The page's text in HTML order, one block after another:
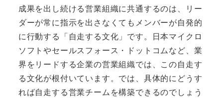
成果を出し続ける営業組織に共通するのは、リー
ダーが常に指示を出さなくてもメンバーが自発的
に行動する「自走する文化」です。日本マイクロ
ソフトやセールスフォース・ドットコムなど、業
界をリードする企業の営業組織では、この自走す
る文化が根付いています。では、具体的にどうす
れば自走する営業チームを構築できるのでしょう